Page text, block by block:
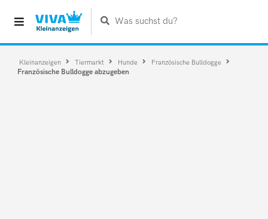
Was suchst du?
Kleinanzeigen Tiermarkt Hunde Französische Bulldogge
Französische Bulldogge abzugeben